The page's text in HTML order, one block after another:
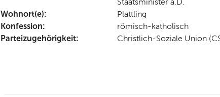
Staatsminister a.D.
Wohnort(e): Plattling
Konfession: römisch-katholisch
Parteizugehörigkeit: Christlich-Soziale Union